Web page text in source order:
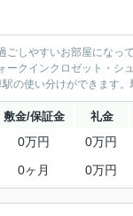
しやすいお部屋になっ
クインクロゼット・
の使い分けができます
敷金/保証金 礼金
0万円 0万円
0ヶ月 0万円